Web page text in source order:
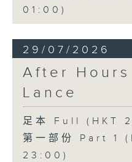
01:00)
29/07/2026
After
Lance
足本 Full (HKT
第一部份 Part 1
23:00)